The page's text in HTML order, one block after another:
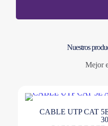
Nuestros
Mejor
CABLE UTP CAT